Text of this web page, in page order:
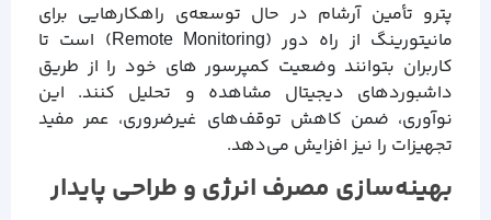
پترو تأمین آرشام در حال توسعه‌ی راهکارهایی برای
مانیتورینگ از راه دور (Remote Monitoring) است تا
کاربران بتوانند وضعیت کمپرسور های خود را از طریق
داشبوردهای دیجیتال مشاهده و تحلیل کنند. این
نوآوری، ضمن کاهش توقف‌های غیرضروری، عمر مفید
تجهیزات را نیز افزایش می‌دهد.
بهینه‌سازی مصرف انرژی و طراحی پایدار